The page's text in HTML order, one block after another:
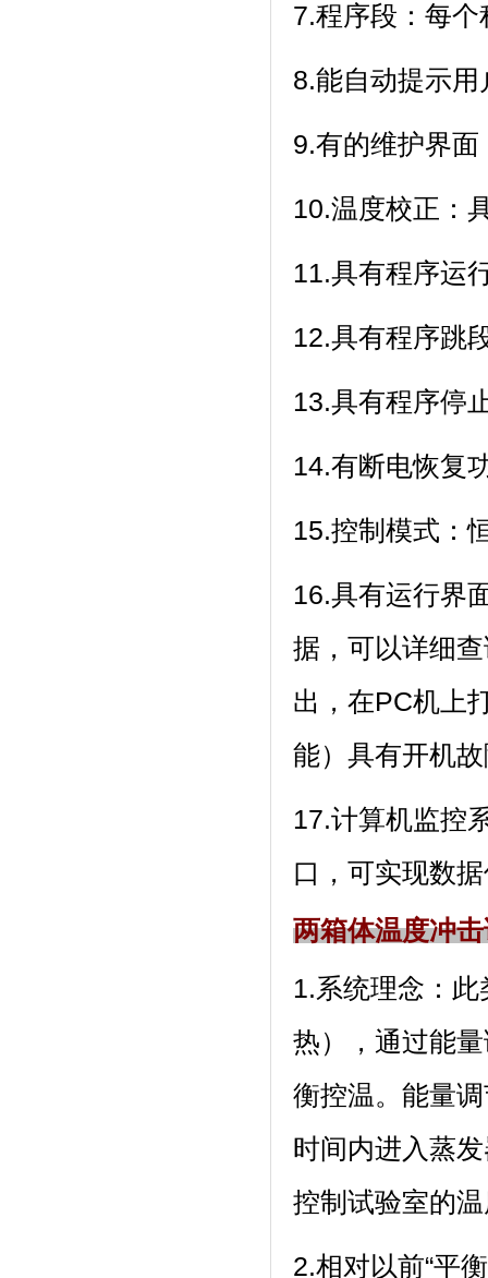
7.程序段：每个
8.能自动提示用户
9.有的维护界面
10.温度校正：
11.具有程序运行
12.具有程序跳段
13.具有程序停止
14.有断电恢复功
15.控制模式：恒
16.具有运行界面
据，可以详
出，在PC
能）具有开机故
17.计算机监控
口，可实现
两箱体温度冲
1.系统理念
热），通过
衡控温。能
时间内进入蒸发
控制试验室的温
2.相对以前“平衡